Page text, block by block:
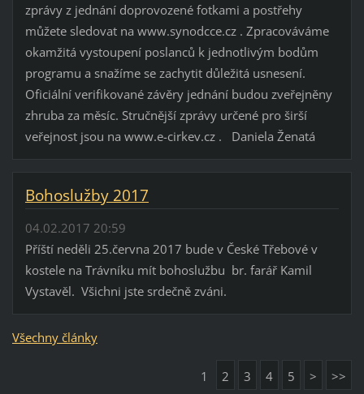
zprávy z jednání doprovozené fotkami a postřehy
můžete sledovat na www.synodcce.cz . Zpracováváme
okamžitá vystoupení poslanců k jednotlivým bodům
programu a snažíme se zachytit důležitá usnesení.
Oficiální verifikované závěry jednání budou zveřejněny
zhruba za měsíc. Stručnější zprávy určené pro širší
veřejnost jsou na www.e-cirkev.cz . Daniela Ženatá
Bohoslužby 2017
04.02.2017 20:59
Příští neděli 25.června 2017 bude v České Třebové v
kostele na Trávníku mít bohoslužbu br. farář Kamil
Vystavěl. Všichni jste srdečně zváni.
Všechny články
1 2 3 4 5 > >>